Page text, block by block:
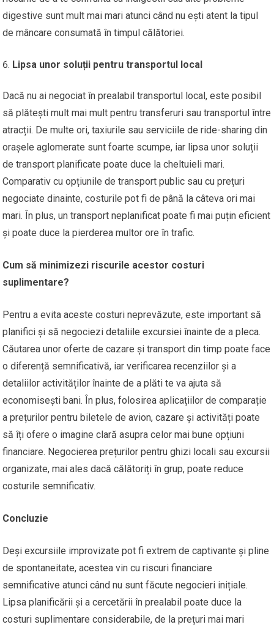
digestive sunt mult mai mari atunci când nu ești atent la tipul
de mâncare consumată în timpul călătoriei.
Lipsa unor soluții pentru transportul local
Dacă nu ai negociat în prealabil transportul local, este posibil
să plătești mult mai mult pentru transferuri sau transportul între
atracții. De multe ori, taxiurile sau serviciile de ride-sharing din
orașele aglomerate sunt foarte scumpe, iar lipsa unor soluții
de transport planificate poate duce la cheltuieli mari.
Comparativ cu opțiunile de transport public sau cu prețuri
negociate dinainte, costurile pot fi de până la câteva ori mai
mari. În plus, un transport neplanificat poate fi mai puțin eficient
și poate duce la pierderea multor ore în trafic.
Cum să minimizezi riscurile acestor costuri
suplimentare?
Pentru a evita aceste costuri neprevăzute, este important să
planifici și să negociezi detaliile excursiei înainte de a pleca.
Căutarea unor oferte de cazare și transport din timp poate face
o diferență semnificativă, iar verificarea recenziilor și a
detaliilor activităților înainte de a plăti te va ajuta să
economisești bani. În plus, folosirea aplicațiilor de comparație
a prețurilor pentru biletele de avion, cazare și activități poate
să îți ofere o imagine clară asupra celor mai bune opțiuni
financiare. Negocierea prețurilor pentru ghizi locali sau excursii
organizate, mai ales dacă călătoriți în grup, poate reduce
costurile semnificativ.
Concluzie
Deși excursiile improvizate pot fi extrem de captivante și pline
de spontaneitate, acestea vin cu riscuri financiare
semnificative atunci când nu sunt făcute negocieri inițiale.
Lipsa planificării și a cercetării în prealabil poate duce la
costuri suplimentare considerabile, de la prețuri mai mari